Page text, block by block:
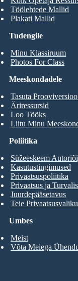
Tudengile
Minu Klassiruum
Photos For Class
Töölehtede Mallid
Plakati Mallid
Meeskondadele
Tasuta
Äriressursid
Loo Tööks
Liitu Minu
Umbes
Meist
Võta Meiega
Poliitika
Süžeeskeem
Kasutustingimused
Privaatsuspoliitika
Privaatsus ja
Juurdepääsetavus
Teie